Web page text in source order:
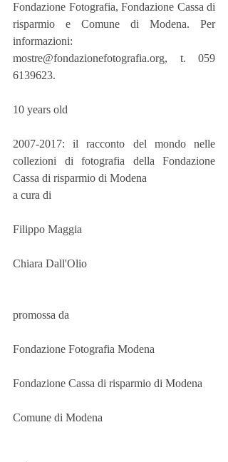
Fondazione Fotografia, Fondazione Cassa di
risparmio e Comune di Modena. Per
informazioni:
mostre@fondazionefotografia.org, t. 059
6139623.
10 years old
2007-2017: il racconto del mondo nelle
collezioni di fotografia della Fondazione
Cassa di risparmio di Modena
a cura di
Filippo Maggia
Chiara Dall'Olio
promossa da
Fondazione Fotografia Modena
Fondazione Cassa di risparmio di Modena
Comune di Modena